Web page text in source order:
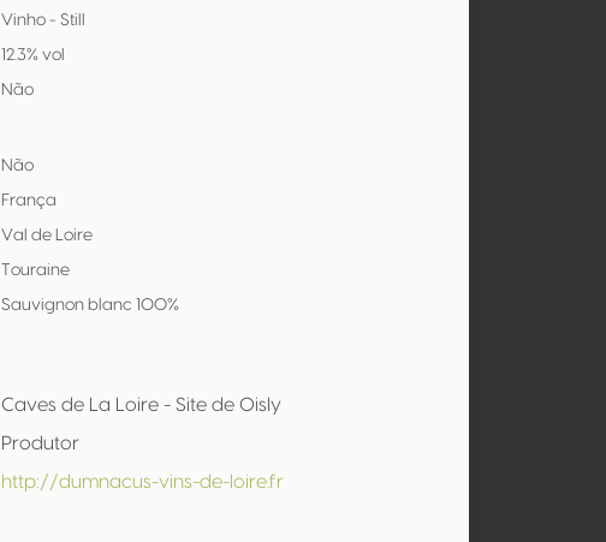
Vinho - Still
12.3% vol
Não
Não
França
Val de Loire
Touraine
Sauvignon blanc 100%
Caves de La Loire - Site de Oisly
Produtor
http://dumnacus-vins-de-loire.fr